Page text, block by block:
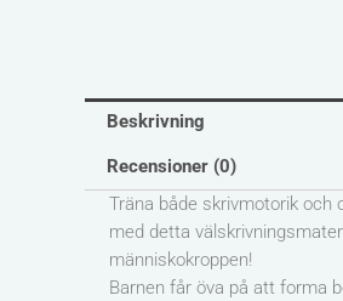
Beskrivning
Recensioner (0)
Träna både skrivmotorik och
med detta
människokroppen!
Barnen får öva på att forma